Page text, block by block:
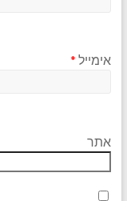
אימייל *
אתר